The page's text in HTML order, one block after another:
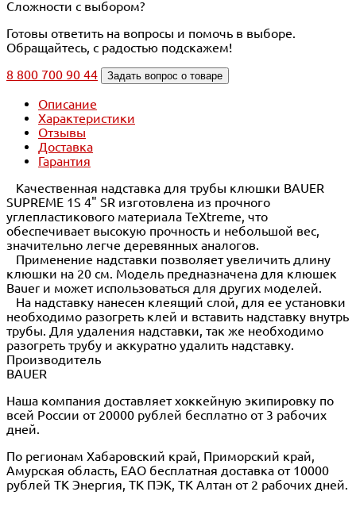
Сложности с выбором?
Готовы ответить на вопросы и помочь в выборе.
Обращайтесь, с радостью подскажем!
8 800 700 90 44
Задать вопрос о товаре
Описание
Характеристики
Отзывы
Доставка
Гарантия
Качественная надставка для трубы клюшки BAUER
SUPREME 1S 4" SR изготовлена из прочного
углепластикового материала TeXtreme, что
обеспечивает высокую прочность и небольшой вес,
значительно легче деревянных аналогов.
Применение надставки позволяет увеличить длину
клюшки на 20 см. Модель предназначена для клюшек
Bauer и может использоваться для других моделей.
На надставку нанесен клеящий слой, для ее установки
необходимо разогреть клей и вставить надставку внутрь
трубы. Для удаления надставки, так же необходимо
разогреть трубу и аккуратно удалить надставку.
Производитель
BAUER
Наша компания доставляет хоккейную экипировку по
всей России от 20000 рублей бесплатно от 3 рабочих
дней.
По регионам Хабаровский край, Приморский край,
Амурская область, ЕАО бесплатная доставка от 10000
рублей ТК Энергия, ТК ПЭК, ТК Алтан от 2 рабочих дней.